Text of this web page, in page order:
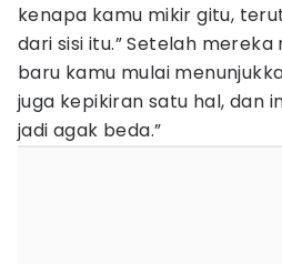
kenapa kamu mikir gitu,
dari sisi itu.” Setelah
baru kamu mulai
juga kepikiran satu hal, dan
jadi agak beda.”